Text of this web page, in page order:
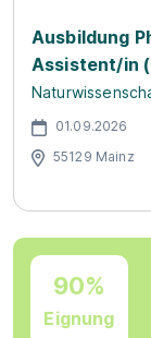
Ausbildung
Assistent/in
01.09.2026
55129 Mainz
90%
Eignung